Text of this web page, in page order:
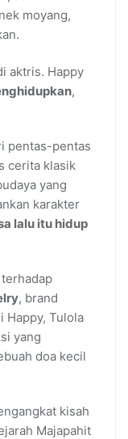
moyang,
aktris. Happy
,
pentas-pentas
cerita klasik
yang
karakter
lalu itu hidup
, brand
Happy, Tulola
yang
doa kecil
kisah
Majapahit